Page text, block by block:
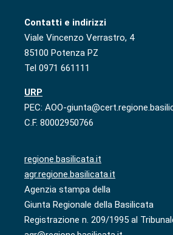
Contatti e indirizzi
Viale Vincenzo Verrastro, 4
85100 Potenza PZ
Tel 0971 661111
URP
PEC: AOO-
C.F. 80002950766
regione.basilicata.it
agr.regione.basilicata.it
Agenzia stampa della
Giunta Regionale della Basilicata
Registrazione n. 209/1995 al